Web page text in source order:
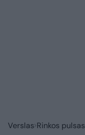
Verslas Rinkos pulsas